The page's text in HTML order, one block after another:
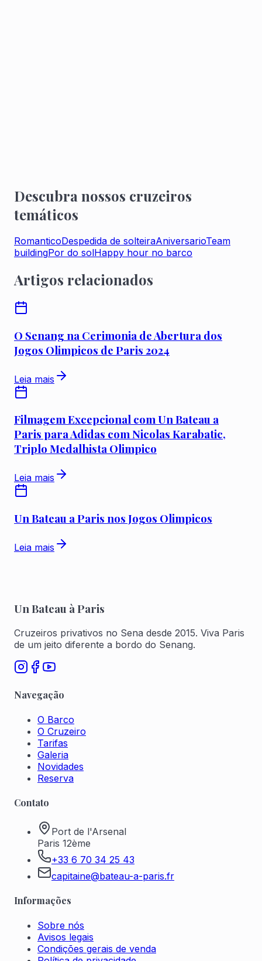
Descubra nossos cruzeiros
temáticos
RomanticoDespedida de solteiraAniversarioTeam
buildingPor do solHappy hour no barco
Artigos relacionados
O Senang na Cerimonia de Abertura dos
Jogos Olimpicos de Paris 2024
Leia mais
Filmagem Excepcional com Un Bateau a
Paris para Adidas com Nicolas Karabatic,
Triplo Medalhista Olimpico
Leia mais
Un Bateau a Paris nos Jogos Olimpicos
Leia mais
Un Bateau à Paris
Cruzeiros privativos no Sena desde 2015. Viva Paris
de um jeito diferente a bordo do Senang.
Navegação
O Barco
O Cruzeiro
Tarifas
Galeria
Novidades
Reserva
Contato
Port de l'Arsenal
Paris 12ème
+33 6 70 34 25 43
capitaine@bateau-a-paris.fr
Informações
Sobre nós
Avisos legais
Condições gerais de venda